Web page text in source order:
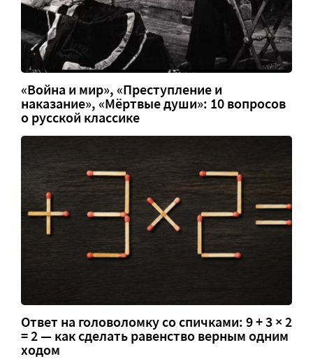
«Война и мир», «Преступление и
наказание», «Мёртвые души»: 10 вопросов
о русской классике
Ответ на головоломку со спичками: 9 + 3 × 2
= 2 — как сделать равенство верным одним
ходом